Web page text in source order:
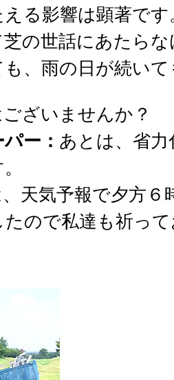
る影響は顕著で
の世話にあたら
、雨の日が続い
ざいませんか？
ー： あとは、省
天気予報で夕方
ので私達も祈っ